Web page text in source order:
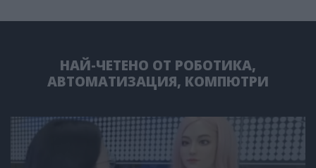
НАЙ-ЧЕТЕНО ОТ РОБОТИКА,
АВТОМАТИЗАЦИЯ, КОМПЮТРИ